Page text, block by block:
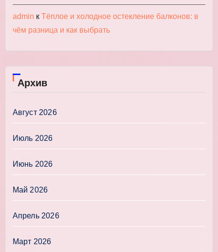
admin к Тёплое и холодное остекление балконов: в
чём разница и как выбрать
Архив
Август 2026
Июль 2026
Июнь 2026
Май 2026
Апрель 2026
Март 2026